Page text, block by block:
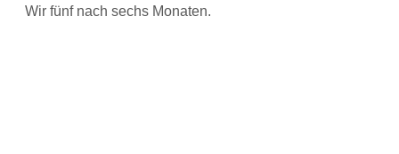
Wir fünf nach sechs Monaten.